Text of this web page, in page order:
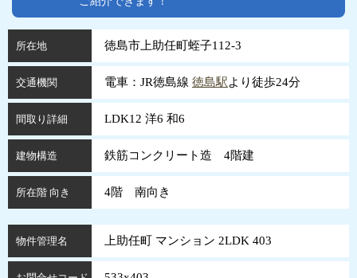
所在地 徳島市上助任町蛭子112-3
交通機関 電車：JR徳島線 徳島駅より徒歩24分
間取り詳細 LDK12 洋6 和6
建物構造 鉄筋コンクリート造 4階建
所在階 向き 4階 南向き
物件管理名 上助任町 マンション 2LDK 403